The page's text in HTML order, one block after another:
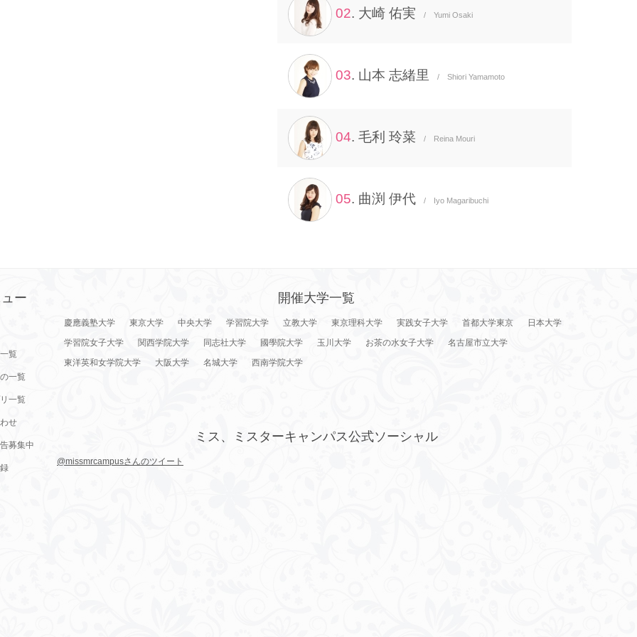
02. 大崎 佑実 / Yumi Osaki
03. 山本 志緒里 / Shiori Yamamoto
04. 毛利 玲菜 / Reina Mouri
05. 曲渕 伊代 / Iyo Magaribuchi
ー
覧
一覧
一覧
せ
募集中
開催大学一覧
慶應義塾大学 東京大学 中央大学 学習院大学 立教大学 東京理科大学 実践女子大学 首都大学東京
日本大学
学習院女子大学
関西学院大学 同志社大学 國學院大学 玉川大学 お茶の水女子大学
名古屋市立大学
東洋英和女学院大学
大阪大学 名城大学 西南学院大学
ミス、ミスターキャンパス公式ソーシャル
@missmrcampusさんのツイート